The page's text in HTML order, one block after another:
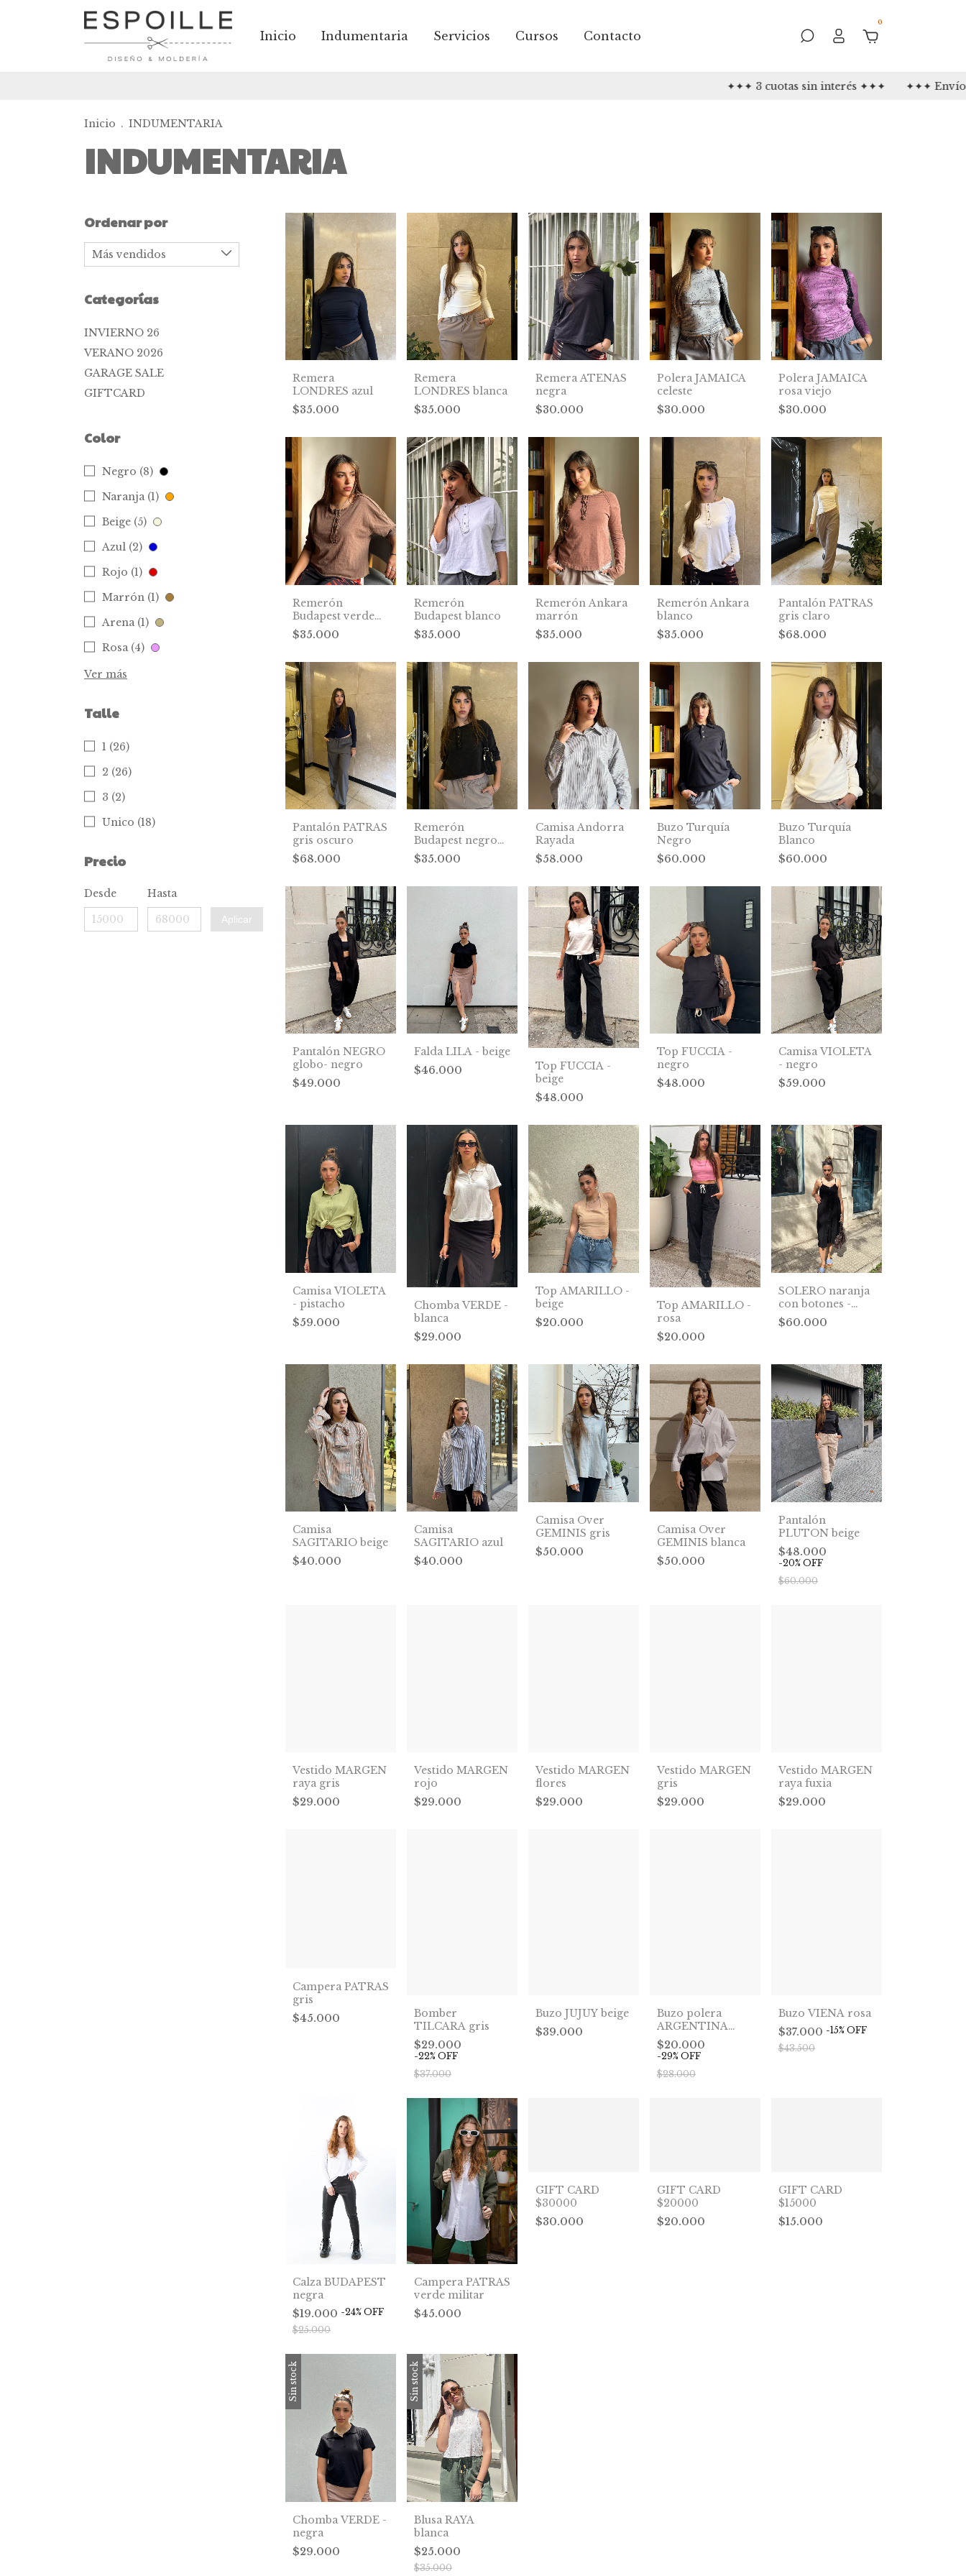
Inicio Indumentaria Servicios Cursos Contacto
0
✦✦✦ 3 cuotas sin interés ✦✦✦ ✦✦✦ Envíos gratis a partir de
Inicio . INDUMENTARIA
INDUMENTARIA
Ordenar por
Categorías
INVIERNO 26
VERANO 2026
GARAGE SALE
GIFTCARD
Color
Negro (8)
Naranja (1)
Beige (5)
Azul (2)
Rojo (1)
Marrón (1)
Arena (1)
Rosa (4)
Ver más
Talle
1 (26)
2 (26)
3 (2)
Unico (18)
Precio
Desde Hasta
Aplicar
Remera
LONDRES azul
$35.000
Remera
LONDRES blanca
$35.000
Remera ATENAS
negra
$30.000
Polera JAMAICA
celeste
$30.000
Polera JAMAICA
rosa viejo
$30.000
Remerón
Budapest verde
militar
$35.000
Remerón
Budapest blanco
$35.000
Remerón Ankara
marrón
$35.000
Remerón Ankara
blanco
$35.000
Pantalón PATRAS
gris claro
$68.000
Pantalón PATRAS
gris oscuro
$68.000
Remerón
Budapest negro
lavado
$35.000
Camisa Andorra
Rayada
$58.000
Buzo Turquía
Negro
$60.000
Buzo Turquía
Blanco
$60.000
Pantalón NEGRO
globo- negro
$49.000
Falda LILA - beige
$46.000
Top FUCCIA -
beige
$48.000
Top FUCCIA -
negro
$48.000
Camisa VIOLETA
- negro
$59.000
Camisa VIOLETA
- pistacho
$59.000
Chomba VERDE -
blanca
$29.000
Top AMARILLO -
beige
$20.000
Top AMARILLO -
rosa
$20.000
SOLERO naranja
con botones -
Negro
$60.000
Camisa
SAGITARIO beige
$40.000
Camisa
SAGITARIO azul
$40.000
Camisa Over
GEMINIS gris
$50.000
Camisa Over
GEMINIS blanca
$50.000
Pantalón
PLUTON beige
$48.000
-20% OFF
$60.000
Vestido MARGEN
raya gris
$29.000
Vestido MARGEN
rojo
$29.000
Vestido MARGEN
flores
$29.000
Vestido MARGEN
gris
$29.000
Vestido MARGEN
raya fuxia
$29.000
Campera PATRAS
gris
$45.000
Bomber
TILCARA gris
$29.000
-22% OFF
$37.000
Buzo JUJUY beige
$39.000
Buzo polera
ARGENTINA
naranja
$20.000
-29% OFF
$28.000
Buzo VIENA rosa
$37.000 -15% OFF
$43.500
Calza BUDAPEST
negra
$19.000 -24% OFF
$25.000
Campera PATRAS
verde militar
$45.000
GIFT CARD
$30000
$30.000
GIFT CARD
$20000
$20.000
GIFT CARD
$15000
$15.000
Sin stock
Chomba VERDE -
negra
$29.000
Sin stock
Blusa RAYA
blanca
$25.000
$35.000